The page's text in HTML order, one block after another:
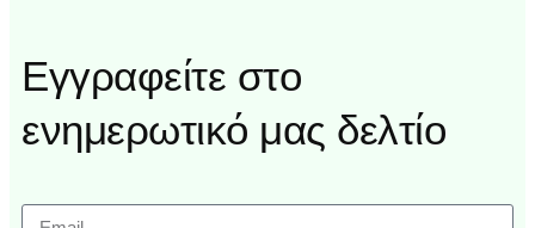
Εγγραφείτε στο
ενημερωτικό μας δελτίο